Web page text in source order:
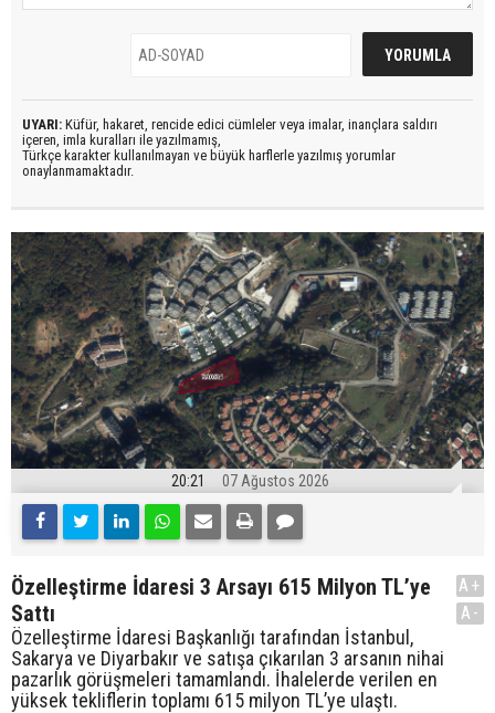
UYARI: Küfür, hakaret, rencide edici cümleler veya imalar, inançlara saldırı
içeren, imla kuralları ile yazılmamış,
Türkçe karakter kullanılmayan ve büyük harflerle yazılmış yorumlar
onaylanmamaktadır.
20:21 07 Ağustos 2026
Özelleştirme İdaresi 3 Arsayı 615 Milyon TL’ye
Sattı
Özelleştirme İdaresi Başkanlığı tarafından İstanbul,
Sakarya ve Diyarbakır ve satışa çıkarılan 3 arsanın nihai
pazarlık görüşmeleri tamamlandı. İhalelerde verilen en
yüksek tekliflerin toplamı 615 milyon TL’ye ulaştı.
A+
A-